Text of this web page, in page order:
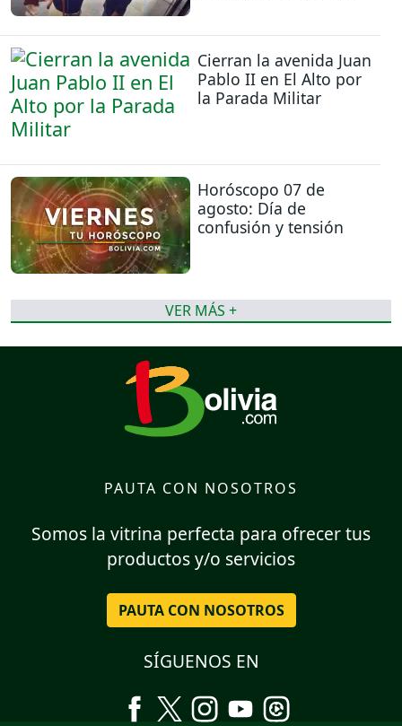
Cierran la avenida Juan
Pablo II en El Alto por
la Parada Militar
Horóscopo 07 de
agosto: Día de
confusión y tensión
VER MÁS +
PAUTA CON NOSOTROS
Somos la vitrina perfecta para ofrecer tus
productos y/o servicios
PAUTA CON NOSOTROS
SÍGUENOS EN